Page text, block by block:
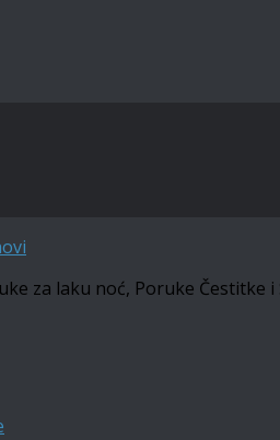
za laku noć, Poruke Čestitke